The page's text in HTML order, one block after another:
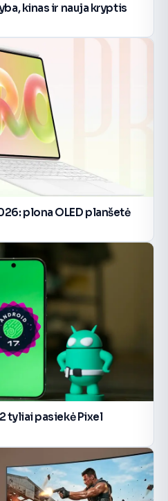
kinas ir nauja kryptis
plona OLED planšetė
tyliai pasiekė Pixel